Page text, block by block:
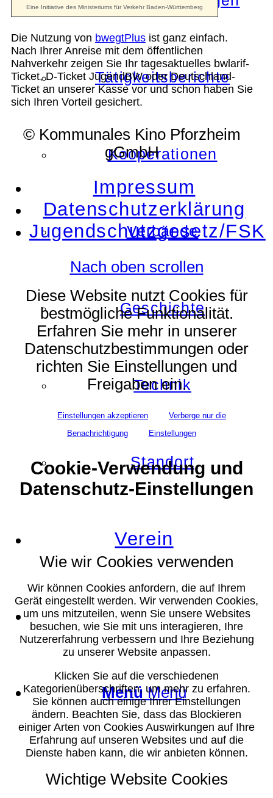
Tätigkeitsberichte
Kooperationen
Verbände
Geschichte
Technik
Standort
Verein
Suche
Menü Menü
Die Nutzung von bwegtPlus ist ganz einfach.
Nach Ihrer Anreise mit dem öffentlichen
Nahverkehr zeigen Sie Ihr tagesaktuelles bwlarif-
Ticket, D-Ticket JugendBW oder Deutschland-
Ticket an unserer Kasse vor und schon haben Sie
sich Ihren Vorteil gesichert.
© Kommunales Kino Pforzheim
gGmbH
Impressum
Datenschutzerklärung
Jugendschutzgesetz/FSK
Nach oben scrollen
Diese Website nutzt Cookies für
bestmögliche Funktionalität.
Erfahren Sie mehr in unserer
Datenschutzbestimmungen oder
richten Sie Einstellungen und
Freigaben ein.
Einstellungen akzeptieren
Verberge nur die
Benachrichtigung
Einstellungen
Cookie-Verwendung und
Datenschutz-Einstellungen
Wie wir Cookies verwenden
Wir können Cookies anfordern, die auf Ihrem
Gerät eingestellt werden. Wir verwenden Cookies,
um uns mitzuteilen, wenn Sie unsere Websites
besuchen, wie Sie mit uns interagieren, Ihre
Nutzererfahrung verbessern und Ihre Beziehung
zu unserer Website anpassen.
Klicken Sie auf die verschiedenen
Kategorienüberschriften, um mehr zu erfahren.
Sie können auch einige Ihrer Einstellungen
ändern. Beachten Sie, dass das Blockieren
einiger Arten von Cookies Auswirkungen auf Ihre
Erfahrung auf unseren Websites und auf die
Dienste haben kann, die wir anbieten können.
Wichtige Website Cookies